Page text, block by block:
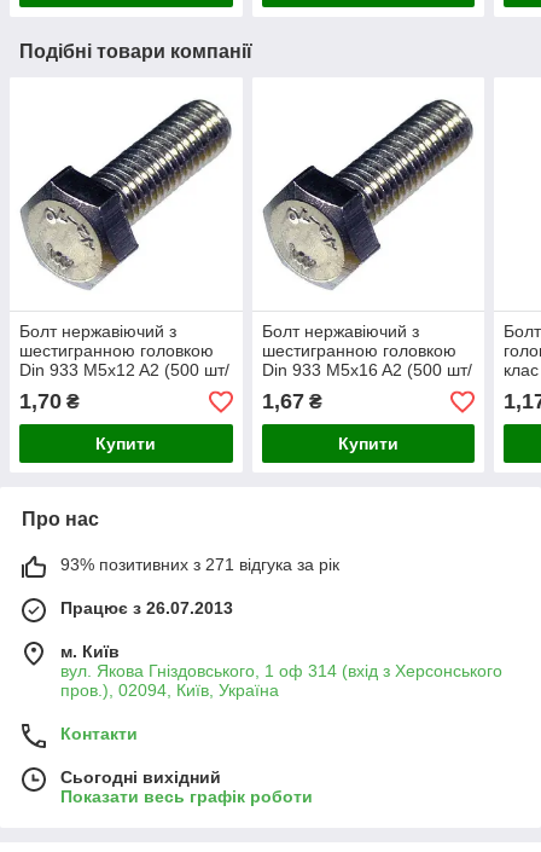
Подібні товари компанії
Болт нержавіючий з
шестигранною головкою
Din 933 M5x12 A2 (500 шт/
1,70 ₴
Купити
Болт нержавіючий з
шестигранною головкою
Din 933 M5x16 A2 (500 шт/
1,67₴
Купити
Про нас
93% позитивних з 271 відгука за рік
Працює з 26.07.2013
м. Київ
вул. Якова Гніздовського, 1 оф 314 (вхід з Херсонського
пров.), 02094, Київ, Україна
Контакти
Сьогодні вихідний
Показати весь графік роботи